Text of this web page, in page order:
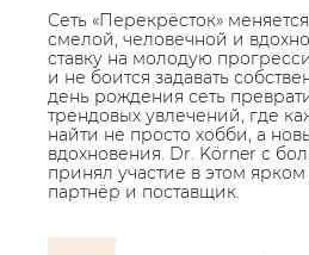
Сеть «Перекрёсток»
смелой, человечной и
ставку на молодую
и не боится задавать
день рождения сеть
трендовых увлечений, где
найти не просто хобби, а
вдохновения. Dr. Körner с
принял участие в этом
партнёр и поставщик.